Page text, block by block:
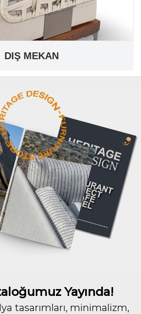
DIŞ MEKAN
Yayında!
tasarımları, minimalizm,